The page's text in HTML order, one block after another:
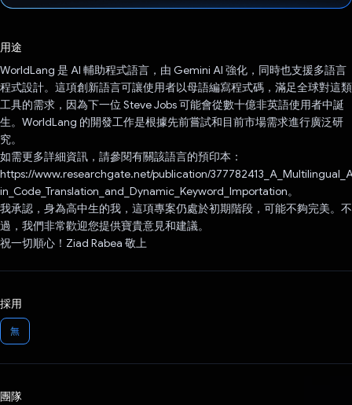
用途
WorldLang 是 AI 輔助程式語言，由 Gemini AI 強化，同時也支援多語言
程式設計。這項創新語言可讓使用者以母語編寫程式碼，滿足全球對這類
工具的需求，因為下一位 Steve Jobs 可能會從數十億非英語使用者中誕
生。WorldLang 的開發工作是根據先前嘗試和目前市場需求進行廣泛研
究。
如需更多詳細資訊，請參閱有關該語言的預印本：
https://www.researchgate.net/publication/
in_Code_Translation_and_Dynamic_Keyword_Importation。
我承認，身為高中生的我，這項專案仍處於初期階段，可能不夠完美。不
過，我們非常歡迎您提供寶貴意見和建議。
祝一切順心！Ziad Rabea 敬上
採用
無
團隊